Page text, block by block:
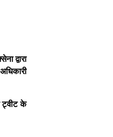
द्वारा
ट्वीट के